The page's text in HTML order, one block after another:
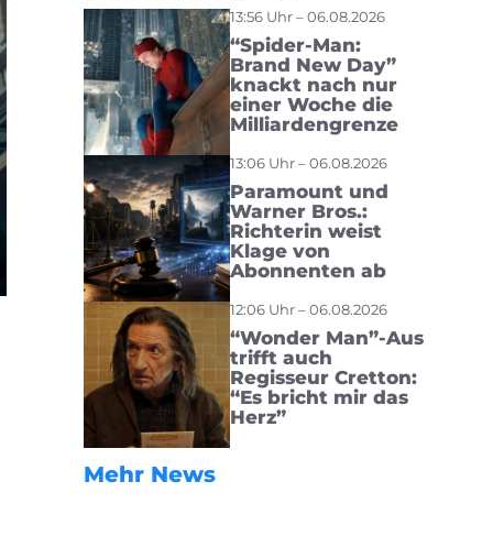
13:56 Uhr – 06.08.2026
“Spider-Man:
Brand New Day”
knackt nach nur
einer Woche die
Milliardengrenze
13:06 Uhr – 06.08.2026
Paramount und
Warner Bros.:
Richterin weist
Klage von
Abonnenten ab
12:06 Uhr – 06.08.2026
“Wonder Man”-Aus
trifft auch
Regisseur Cretton:
“Es bricht mir das
Herz”
Mehr News